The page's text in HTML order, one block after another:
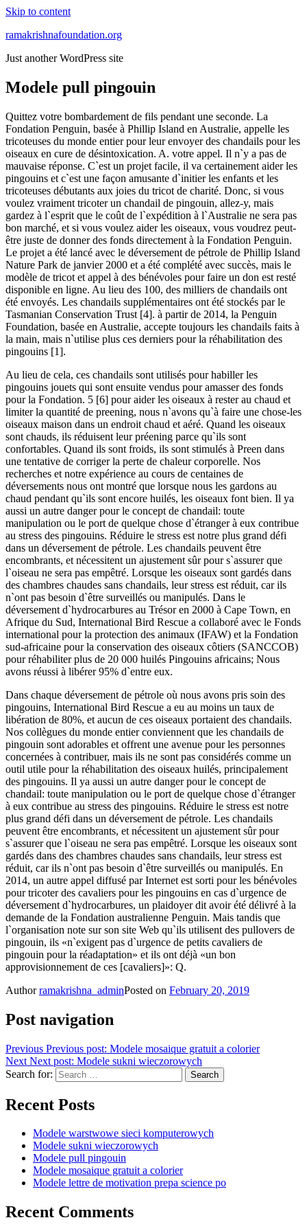
Skip to content
ramakrishnafoundation.org
Just another WordPress site
Modele pull pingouin
Quittez votre bombardement de fils pendant une seconde. La
Fondation Penguin, basée à Phillip Island en Australie, appelle les
tricoteuses du monde entier pour leur envoyer des chandails pour les
oiseaux en cure de désintoxication. A. votre appel. Il n`y a pas de
mauvaise réponse. C`est un projet facile, il va certainement aider les
pingouins et c`est une façon amusante d`initier les enfants et les
tricoteuses débutants aux joies du tricot de charité. Donc, si vous
voulez vraiment tricoter un chandail de pingouin, allez-y, mais
gardez à l`esprit que le coût de l`expédition à l`Australie ne sera pas
bon marché, et si vous voulez aider les oiseaux, vous voudrez peut-
être juste de donner des fonds directement à la Fondation Penguin.
Le projet a été lancé avec le déversement de pétrole de Phillip Island
Nature Park de janvier 2000 et a été complété avec succès, mais le
modèle de tricot et appel à des bénévoles pour faire un don est resté
disponible en ligne. Au lieu des 100, des milliers de chandails ont
été envoyés. Les chandails supplémentaires ont été stockés par le
Tasmanian Conservation Trust [4]. à partir de 2014, la Penguin
Foundation, basée en Australie, accepte toujours les chandails faits à
la main, mais n`utilise plus ces derniers pour la réhabilitation des
pingouins [1].
Au lieu de cela, ces chandails sont utilisés pour habiller les
pingouins jouets qui sont ensuite vendus pour amasser des fonds
pour la Fondation. 5 [6] pour aider les oiseaux à rester au chaud et
limiter la quantité de preening, nous n`avons qu`à faire une chose-les
oiseaux maison dans un endroit chaud et aéré. Quand les oiseaux
sont chauds, ils réduisent leur préening parce qu`ils sont
confortables. Quand ils sont froids, ils sont stimulés à Preen dans
une tentative de corriger la perte de chaleur corporelle. Nos
recherches et notre expérience au cours de centaines de
déversements nous ont montré que lorsque nous les gardons au
chaud pendant qu`ils sont encore huilés, les oiseaux font bien. Il ya
aussi un autre danger pour le concept de chandail: toute
manipulation ou le port de quelque chose d`étranger à eux contribue
au stress des pingouins. Réduire le stress est notre plus grand défi
dans un déversement de pétrole. Les chandails peuvent être
encombrants, et nécessitent un ajustement sûr pour s`assurer que
l`oiseau ne sera pas empêtré. Lorsque les oiseaux sont gardés dans
des chambres chaudes sans chandails, leur stress est réduit, car ils
n`ont pas besoin d`être surveillés ou manipulés. Dans le
déversement d`hydrocarbures au Trésor en 2000 à Cape Town, en
Afrique du Sud, International Bird Rescue a collaboré avec le Fonds
international pour la protection des animaux (IFAW) et la Fondation
sud-africaine pour la conservation des oiseaux côtiers (SANCCOB)
pour réhabiliter plus de 20 000 huilés Pingouins africains; Nous
avons réussi à libérer 95% d`entre eux.
Dans chaque déversement de pétrole où nous avons pris soin des
pingouins, International Bird Rescue a eu au moins un taux de
libération de 80%, et aucun de ces oiseaux portaient des chandails.
Nos collègues du monde entier conviennent que les chandails de
pingouin sont adorables et offrent une avenue pour les personnes
concernées à contribuer, mais ils ne sont pas considérés comme un
outil utile pour la réhabilitation des oiseaux huilés, principalement
des pingouins. Il ya aussi un autre danger pour le concept de
chandail: toute manipulation ou le port de quelque chose d`étranger
à eux contribue au stress des pingouins. Réduire le stress est notre
plus grand défi dans un déversement de pétrole. Les chandails
peuvent être encombrants, et nécessitent un ajustement sûr pour
s`assurer que l`oiseau ne sera pas empêtré. Lorsque les oiseaux sont
gardés dans des chambres chaudes sans chandails, leur stress est
réduit, car ils n`ont pas besoin d`être surveillés ou manipulés. En
2014, un autre appel diffusé par Internet est sorti pour les bénévoles
pour tricoter des cavaliers pour les pingouins en cas d`urgence de
déversement d`hydrocarbures, un plaidoyer dit avoir été délivré à la
demande de la Fondation australienne Penguin. Mais tandis que
l`organisation note sur son site Web qu`ils utilisent des pullovers de
pingouin, ils «n`exigent pas d`urgence de petits cavaliers de
pingouin pour la réadaptation» et ils ont déjà «un bon
approvisionnement de ces [cavaliers]»: Q.
Authorramakrishna_adminPosted on February 20, 2019
Post navigation
Previous Previous post: Modele mosaique gratuit a colorier
Next Next post: Modele sukni wieczorowych
Search for:
Search
Recent Posts
Modele warstwowe sieci komputerowych
Modele sukni wieczorowych
Modele pull pingouin
Modele mosaique gratuit a colorier
Modele lettre de motivation prepa science po
Recent Comments